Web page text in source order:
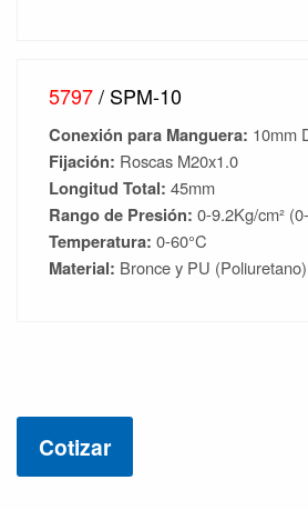
5797/ SPM-10
Conexión para Manguera: 10mm
Fijación: Roscas M20x1.0
Longitud Total: 45mm
Rango de Presión: 0-9.2Kg/cm²
Temperatura: 0-60°C
Material: Bronce y PU (Poliuretano)
Cotizar